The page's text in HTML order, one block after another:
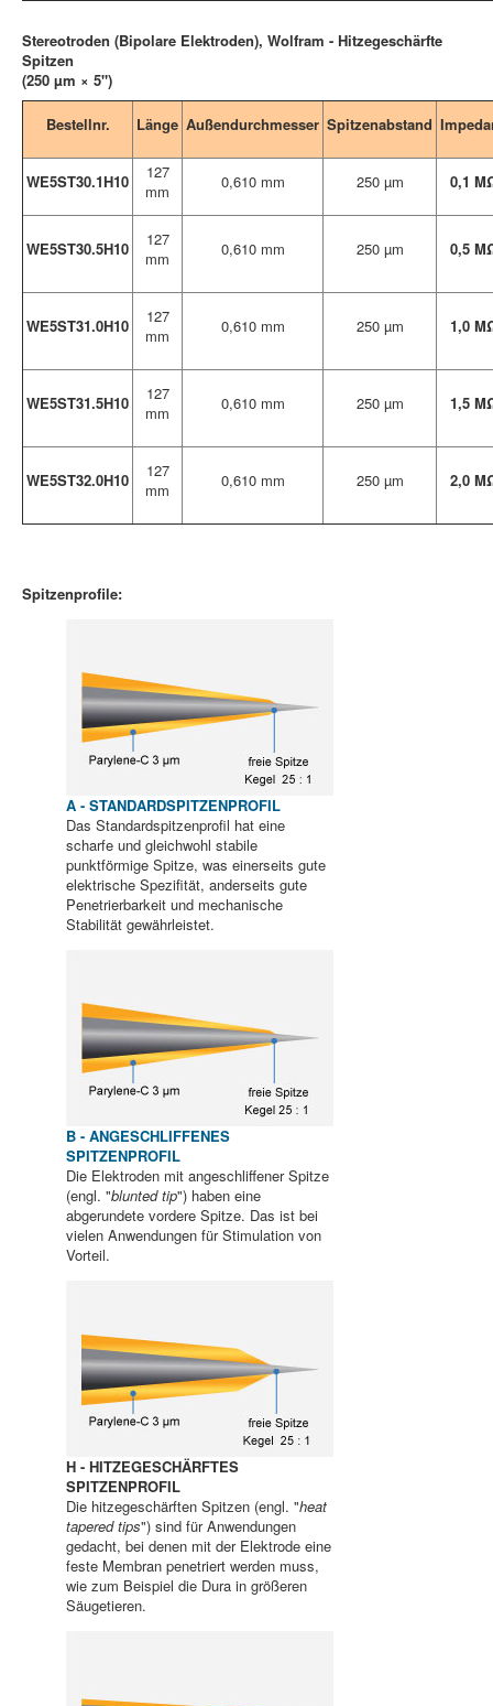
Stereotroden (Bipolare Elektroden), Wolfram - Hitzegeschärfte
Spitzen
(250 µm × 5")
Bestellnr. Länge Außendurchmesser Spitzenabstand
WE5ST30.1H10
127
mm
0,610 mm 250 µm 0,1
WE5ST30.5H10
127
mm
0,610 mm 250 µm 0,5
WE5ST31.0H10
127
mm
0,610 mm 250 µm 1,0
WE5ST31.5H10
127
mm
0,610 mm 250 µm 1,5
WE5ST32.0H10
127
mm
0,610 mm 250 µm 2,0
Spitzenprofile:
A - STANDARDSPITZENPROFIL
Das Standardspitzenprofil hat eine
scharfe und gleichwohl stabile
punktförmige Spitze, was einerseits gute
elektrische Spezifität, anderseits gute
Penetrierbarkeit und mechanische
Stabilität gewährleistet.
B - ANGESCHLIFFENES
SPITZENPROFIL
Die Elektroden mit angeschliffener Spitze
(engl. "blunted tip") haben eine
abgerundete vordere Spitze. Das ist bei
vielen Anwendungen für Stimulation von
Vorteil.
H - HITZEGESCHÄRFTES
SPITZENPROFIL
Die hitzegeschärften Spitzen (engl. "heat
tapered tips") sind für Anwendungen
gedacht, bei denen mit der Elektrode eine
feste Membran penetriert werden muss,
wie zum Beispiel die Dura in größeren
Säugetieren.